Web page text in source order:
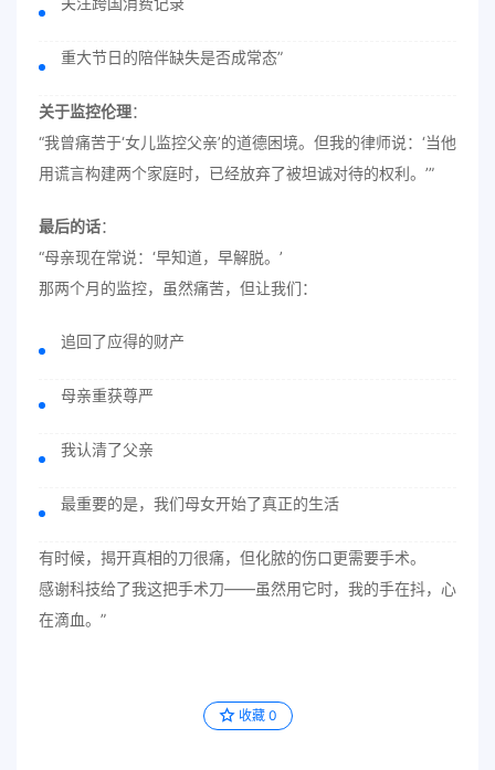
重大节日的陪伴缺失是否成常态”
关于监控伦理：
“我曾痛苦于‘女儿监控父亲’的道德困境。但我的律师说：‘当他
用谎言构建两个家庭时，已经放弃了被坦诚对待的权利。’”
最后的话：
“母亲现在常说：‘早知道，早解脱。’
那两个月的监控，虽然痛苦，但让我们：
追回了应得的财产
母亲重获尊严
我认清了父亲
最重要的是，我们母女开始了真正的生活
有时候，揭开真相的刀很痛，但化脓的伤口更需要手术。
感谢科技给了我这把手术刀——虽然用它时，我的手在抖，心
在滴血。”
收藏 0